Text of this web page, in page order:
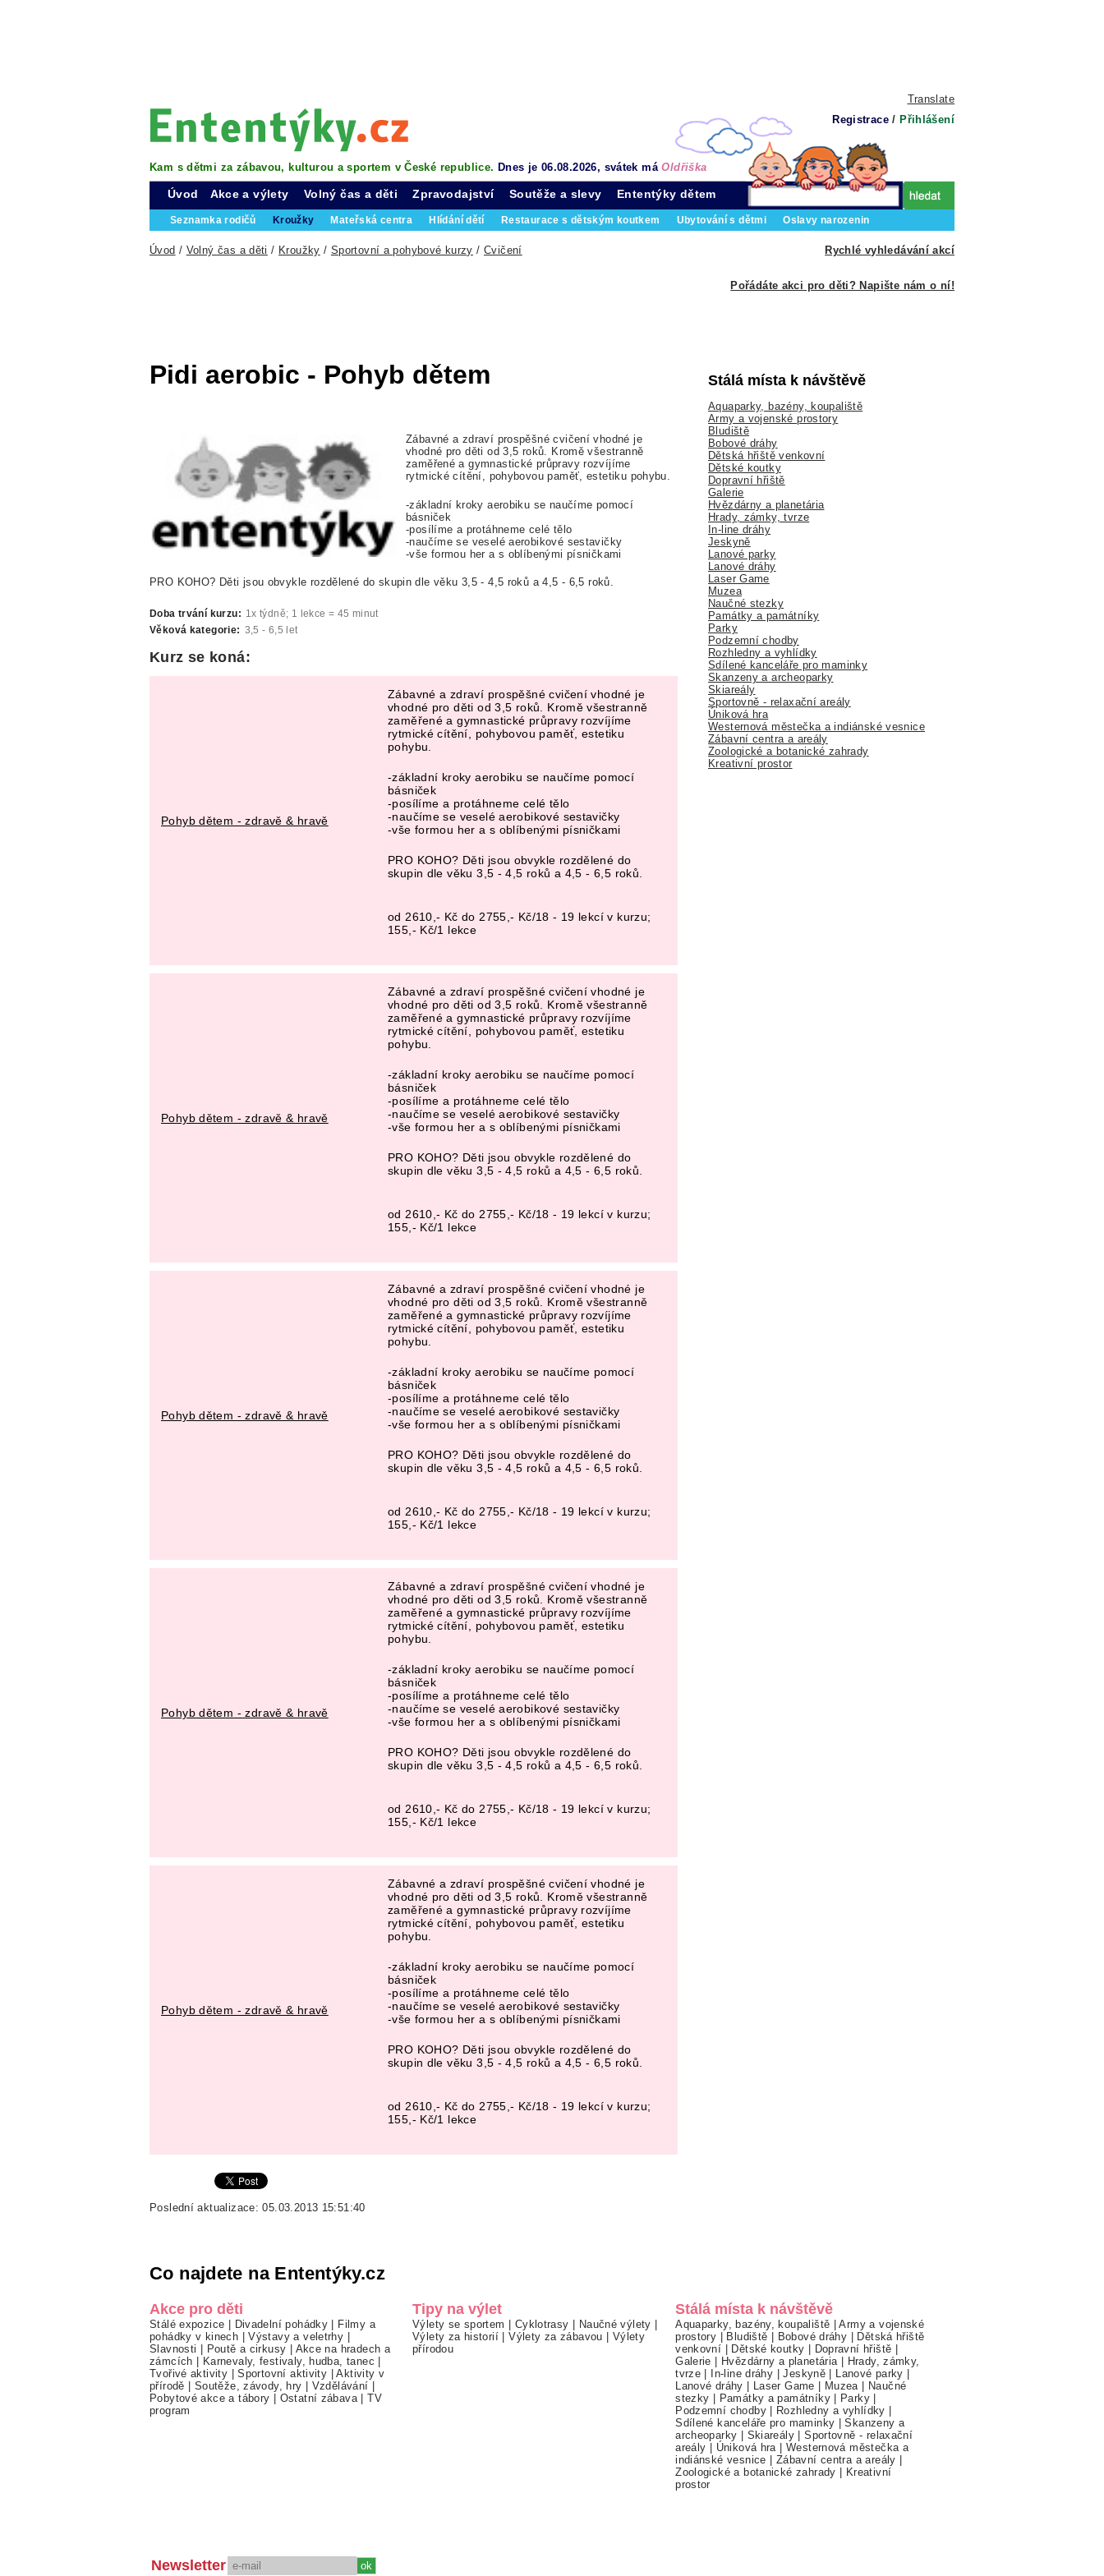
Translate
Registrace / Přihlášení
Kam s dětmi za zábavou, kulturou a sportem v České republice. Dnes je 06.08.2026, svátek máOldřiška
Úvod Akce a výlety Volný čas a děti
Seznamka rodičů Kroužky Mateřská centra Hlídání dětí Restaurace s dětským koutkem Ubytování s dětmi Oslavy narozenin
Zpravodajství Soutěže a slevy Ententýky dětem
Rychlé vyhledávání akcí
Úvod / Volný čas a děti / Kroužky / Sportovní a pohybové kurzy /Cvičení
Pořádáte akci pro děti? Napište nám o ní!
Pidi aerobic - Pohyb dětem
Zábavné a zdraví prospěšné cvičení vhodné je
vhodné pro děti od 3,5 roků. Kromě všestranně
zaměřené a gymnastické průpravy rozvíjíme
rytmické cítění, pohybovou paměť, estetiku pohybu.
-základní kroky aerobiku se naučíme pomocí
básniček
-posílíme a protáhneme celé tělo
-naučíme se veselé aerobikové sestavičky
-vše formou her a s oblíbenými písničkami
PRO KOHO? Děti jsou obvykle rozdělené do skupin dle věku 3,5 - 4,5 roků a 4,5 - 6,5 roků.
Doba trvání kurzu: 1x týdně; 1 lekce = 45 minut
Věková kategorie: 3,5 - 6,5 let
Kurz se koná:
Pohyb dětem - zdravě & hravě
Zábavné a zdraví prospěšné cvičení vhodné je
vhodné pro děti od 3,5 roků. Kromě všestranně
zaměřené a gymnastické průpravy rozvíjíme
rytmické cítění, pohybovou paměť, estetiku
pohybu.
-základní kroky aerobiku se naučíme pomocí
básniček
-posílíme a protáhneme celé tělo
-naučíme se veselé aerobikové sestavičky
-vše formou her a s oblíbenými písničkami
PRO KOHO? Děti jsou obvykle rozdělené do
skupin dle věku 3,5 - 4,5 roků a 4,5 - 6,5 roků.
od 2610,- Kč do 2755,- Kč/18 - 19 lekcí v kurzu;
155,- Kč/1 lekce
Pohyb dětem - zdravě & hravě
Zábavné a zdraví prospěšné cvičení vhodné je
vhodné pro děti od 3,5 roků. Kromě všestranně
zaměřené a gymnastické průpravy rozvíjíme
rytmické cítění, pohybovou paměť, estetiku
pohybu.
-základní kroky aerobiku se naučíme pomocí
básniček
-posílíme a protáhneme celé tělo
-naučíme se veselé aerobikové sestavičky
-vše formou her a s oblíbenými písničkami
PRO KOHO? Děti jsou obvykle rozdělené do
skupin dle věku 3,5 - 4,5 roků a 4,5 - 6,5 roků.
od 2610,- Kč do 2755,- Kč/18 - 19 lekcí v kurzu;
155,- Kč/1 lekce
Pohyb dětem - zdravě & hravě
Zábavné a zdraví prospěšné cvičení vhodné je
vhodné pro děti od 3,5 roků. Kromě všestranně
zaměřené a gymnastické průpravy rozvíjíme
rytmické cítění, pohybovou paměť, estetiku
pohybu.
-základní kroky aerobiku se naučíme pomocí
básniček
-posílíme a protáhneme celé tělo
-naučíme se veselé aerobikové sestavičky
-vše formou her a s oblíbenými písničkami
PRO KOHO? Děti jsou obvykle rozdělené do
skupin dle věku 3,5 - 4,5 roků a 4,5 - 6,5 roků.
od 2610,- Kč do 2755,- Kč/18 - 19 lekcí v kurzu;
155,- Kč/1 lekce
Pohyb dětem - zdravě & hravě
Zábavné a zdraví prospěšné cvičení vhodné je
vhodné pro děti od 3,5 roků. Kromě všestranně
zaměřené a gymnastické průpravy rozvíjíme
rytmické cítění, pohybovou paměť, estetiku
pohybu.
-základní kroky aerobiku se naučíme pomocí
básniček
-posílíme a protáhneme celé tělo
-naučíme se veselé aerobikové sestavičky
-vše formou her a s oblíbenými písničkami
PRO KOHO? Děti jsou obvykle rozdělené do
skupin dle věku 3,5 - 4,5 roků a 4,5 - 6,5 roků.
od 2610,- Kč do 2755,- Kč/18 - 19 lekcí v kurzu;
155,- Kč/1 lekce
Pohyb dětem - zdravě & hravě
Zábavné a zdraví prospěšné cvičení vhodné je
vhodné pro děti od 3,5 roků. Kromě všestranně
zaměřené a gymnastické průpravy rozvíjíme
rytmické cítění, pohybovou paměť, estetiku
pohybu.
-základní kroky aerobiku se naučíme pomocí
básniček
-posílíme a protáhneme celé tělo
-naučíme se veselé aerobikové sestavičky
-vše formou her a s oblíbenými písničkami
PRO KOHO? Děti jsou obvykle rozdělené do
skupin dle věku 3,5 - 4,5 roků a 4,5 - 6,5 roků.
od 2610,- Kč do 2755,- Kč/18 - 19 lekcí v kurzu;
155,- Kč/1 lekce
Poslední aktualizace: 05.03.2013 15:51:40
Stálá místa k návštěvě
Aquaparky, bazény, koupaliště
Army a vojenské prostory
Bludiště
Bobové dráhy
Dětská hřiště venkovní
Dětské koutky
Dopravní hřiště
Galerie
Hvězdárny a planetária
Hrady, zámky, tvrze
In-line dráhy
Jeskyně
Lanové parky
Lanové dráhy
Laser Game
Muzea
Naučné stezky
Památky a památníky
Parky
Podzemní chodby
Rozhledny a vyhlídky
Sdílené kanceláře pro maminky
Skanzeny a archeoparky
Skiareály
Sportovně - relaxační areály
Úniková hra
Westernová městečka a indiánské vesnice
Zábavní centra a areály
Zoologické a botanické zahrady
Kreativní prostor
Co najdete na Ententýky.cz
Akce pro děti
Stálé expozice Divadelní pohádky
Filmy a
pohádky v kinech |Výstavy a veletrhy
Slavnosti
Poutě a cirkusy
Akce na hradech a
zámcích
Karnevaly, festivaly, hudba, tanec
Tvořivé aktivity |Sportovní aktivity |Aktivity v
přírodě
Soutěže, závody, hry Vzdělávání
Pobytové akce a tábory
Ostatní zábava |TV
program
Tipy na výlet
Výlety se sportem Cyklotrasy Naučné výlety
Výlety za historií |Výlety za zábavou
Výlety
přírodou
Stálá místa k návštěvě
Aquaparky, bazény, koupaliště |Army a vojenské
prostory
Bludiště Bobové dráhy
Dětská hřiště
venkovní
Dětské koutky Dopravní hřiště
Galerie
Hvězdárny a planetária
Hrady, zámky,
tvrze
In-line dráhy |Jeskyně Lanové parky
Lanové dráhy
Laser Game Muzea
Naučné
stezky
Památky a památníky| Parky
Podzemní chodby| Rozhledny a vyhlídky
Sdílené kanceláře pro maminky |Skanzeny a
archeoparky
Skiareály |Sportovně - relaxační
areály
Úniková hra |Westernová městečka a
indiánské vesnice
Zábavní centra a areály
Zoologické a botanické zahrady
Kreativní
prostor
Newsletter